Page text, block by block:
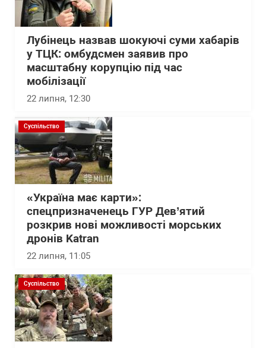
Лубінець назвав шокуючі суми хабарів
у ТЦК: омбудсмен заявив про
масштабну корупцію під час
мобілізації
22 липня, 12:30
Суспільство
«Україна має карти»:
спецпризначенець ГУР Дев’ятий
розкрив нові можливості морських
дронів Katran
22 липня, 11:05
Суспільство